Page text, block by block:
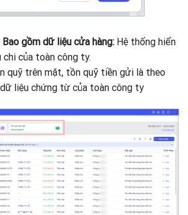
Bao gồm dữ liệu cửa hàng: Hệ thống hiển
của toàn công ty.
quỹ trên mặt, tồn quỹ tiền gửi là theo
liệu chứng từ của toàn công ty